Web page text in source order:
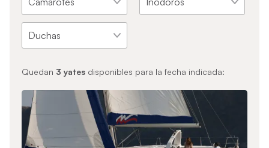
Quedan 3 yatesdisponibles para la fecha indicada: